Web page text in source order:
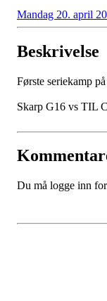
Mandag 20. april
Beskrivelse
Første seriekamp
Skarp G16 vs TIL C
Du må logge inn